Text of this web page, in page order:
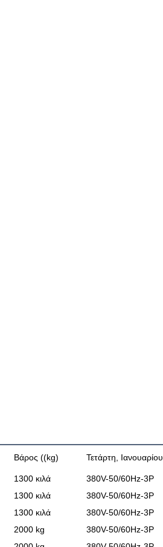
Βάρος ((kg) Τετάρτη, Ιανουαρίου
1300 κιλά
380V-50/60Hz-3P
1300 κιλά
380V-50/60Hz-3P
1300 κιλά 380V-50/60Hz-3P
2000 kg
380V-50/60Hz-3P